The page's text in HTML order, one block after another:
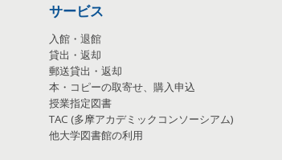
サービス
入館・退館
貸出・返却
郵送貸出・返却
本・コピーの取寄せ、購入申込
授業指定図書
TAC (多摩アカデミックコンソーシアム)
他大学図書館の利用